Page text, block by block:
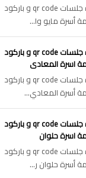
أجندة جلسات qr code و باركود
أسرة مايو وا...
أجندة جلسات qr code و باركود
اسرة المعادى
أجندة جلسات qr code و باركود
أسرة المعادي...
أجندة جلسات qr code و باركود
اسرة حلوان
أجندة جلسات qr code و باركود
أسرة حلوان ر...